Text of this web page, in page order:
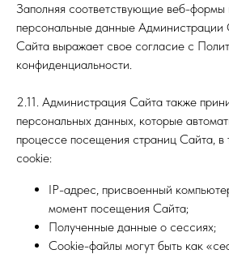
Заполняя соответствующие веб-формы
персональные данные Администрации
Сайта выражает свое согласие с
конфиденциальности.
2.11. Администрация Сайта также
персональных данных, которые
процессе посещения страниц Сайта, в
cookie:
IP-адрес, присвоенный
момент посещения Сайта;
Полученные данные о сессиях;
Сookie-файлы могут быть как